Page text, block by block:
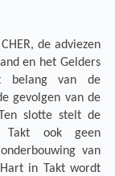
de adviezen
en het Gelders
belang van de
gevolgen van de
slotte stelt de
ook geen
van
in Takt wordt